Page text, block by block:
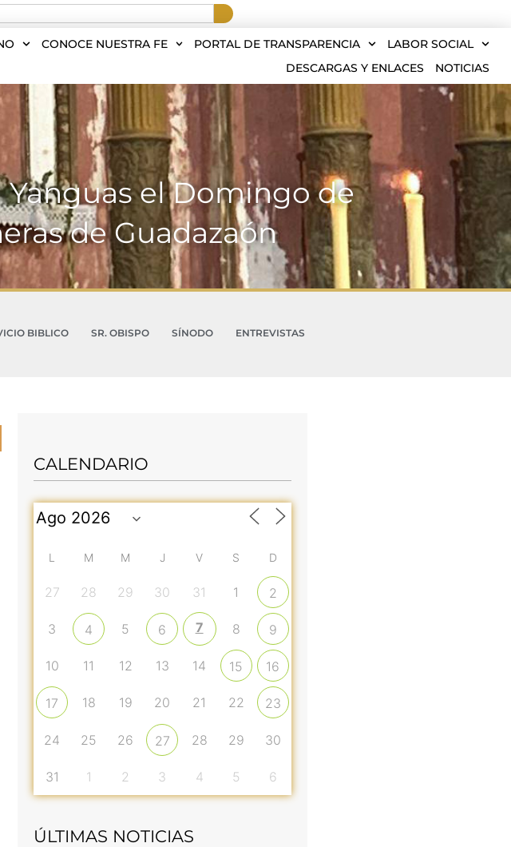
CONOCE NUESTRA FE PORTAL DE TRANSPARENCIA
LABOR SOCIAL
DESCARGAS Y ENLACES
NOTICIAS
el Domingo de
de Guadazaón
BIBLICO SR. OBISPO SÍNODO
ENTREVISTAS
CALENDARIO
L M M J V S D
27 28 29 30 31 1 2
3 4 5 6 7 8 9
10 11 12 13 14 15 16
17 18 19 20 21 22 23
24 25 26 27 28 29 30
31 1 2 3 4 5 6
ÚLTIMAS NOTICIAS